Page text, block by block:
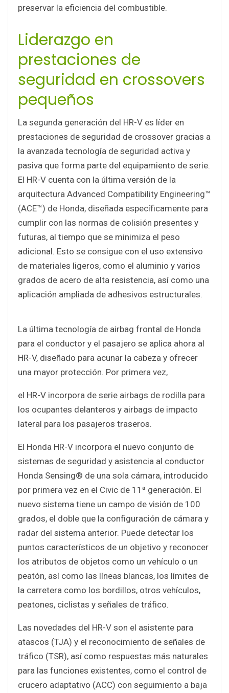
preservar la eficiencia del combustible.
Liderazgo en
prestaciones de
seguridad en crossovers
pequeños
La segunda generación del HR-V es líder en
prestaciones de seguridad de crossover gracias a
la avanzada tecnología de seguridad activa y
pasiva que forma parte del equipamiento de serie.
El HR-V cuenta con la última versión de la
arquitectura Advanced Compatibility Engineering™
(ACE™) de Honda, diseñada específicamente para
cumplir con las normas de colisión presentes y
futuras, al tiempo que se minimiza el peso
adicional. Esto se consigue con el uso extensivo
de materiales ligeros, como el aluminio y varios
grados de acero de alta resistencia, así como una
aplicación ampliada de adhesivos estructurales.
La última tecnología de airbag frontal de Honda
para el conductor y el pasajero se aplica ahora al
HR-V, diseñado para acunar la cabeza y ofrecer
una mayor protección. Por primera vez,
el HR-V incorpora de serie airbags de rodilla para
los ocupantes delanteros y airbags de impacto
lateral para los pasajeros traseros.
El Honda HR-V incorpora el nuevo conjunto de
sistemas de seguridad y asistencia al conductor
Honda Sensing® de una sola cámara, introducido
por primera vez en el Civic de 11ª generación. El
nuevo sistema tiene un campo de visión de 100
grados, el doble que la configuración de cámara y
radar del sistema anterior. Puede detectar los
puntos característicos de un objetivo y reconocer
los atributos de objetos como un vehículo o un
peatón, así como las líneas blancas, los límites de
la carretera como los bordillos, otros vehículos,
peatones, ciclistas y señales de tráfico.
Las novedades del HR-V son el asistente para
atascos (TJA) y el reconocimiento de señales de
tráfico (TSR), así como respuestas más naturales
para las funciones existentes, como el control de
crucero adaptativo (ACC) con seguimiento a baja